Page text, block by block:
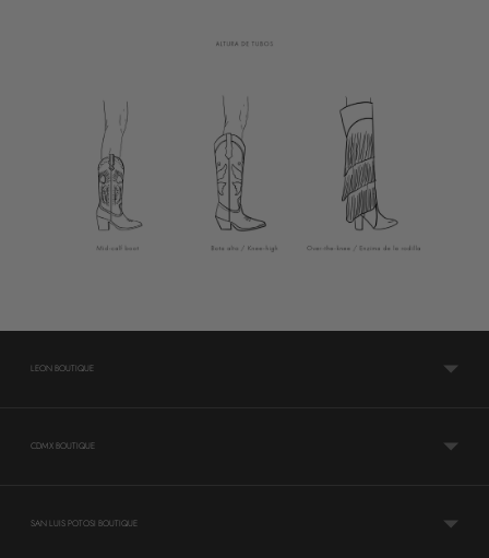
LEON BOUTIQUE
CDMX BOUTIQUE
SAN LUIS POTOSI BOUTIQUE